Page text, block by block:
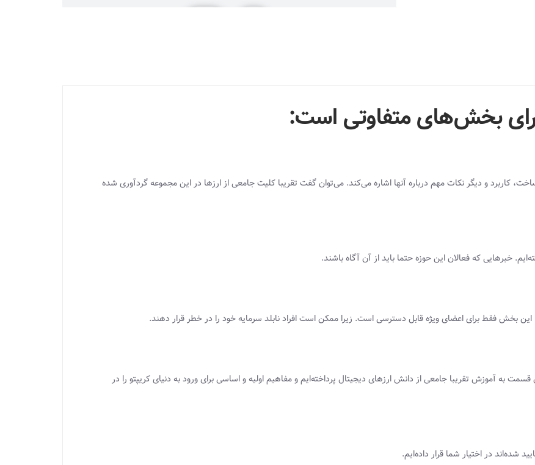
بخش‌های متفاوتی است:
کاربرد و دیگر نکات مهم درباره آنها اشاره می‌کند. می‌توان گفت تقریبا کلیت جامعی از ارزها در این مجموعه گردآوری شده
خبرهایی که فعالان این حوزه حتما باید از آن آگاه باشند.
بخش فقط برای اعضای ویژه قابل دسترسی است. زیرا ممکن است افراد نابلد سرمایه خود را در خطر قرار دهند.
به آموزش تقریبا جامعی از دانش ارزهای دیجیتال پرداخته‌ایم و مفاهیم اولیه و اساسی برای ورود به دنیای کریپتو را در
در اختیار شما قرار داده‌ایم.